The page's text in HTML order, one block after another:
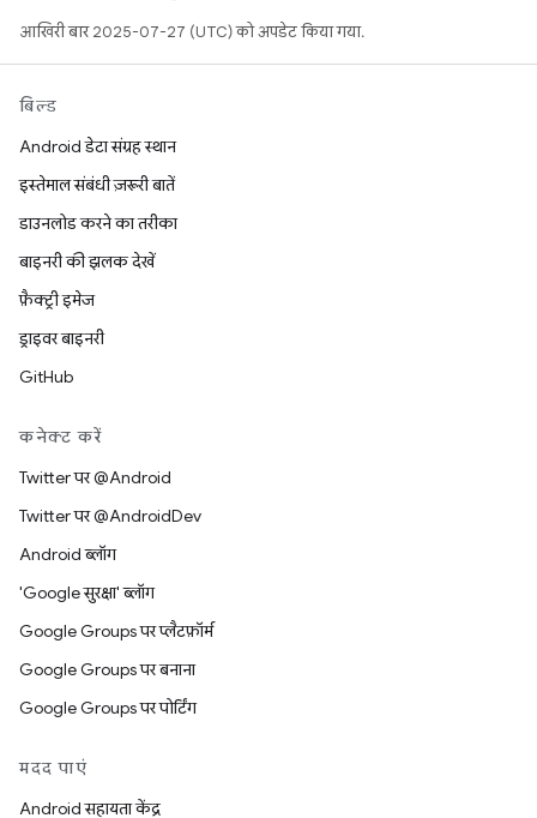
आखिरी बार 2025-07-27 (UTC) को अपडेट किया गया.
बिल्ड
Android डेटा संग्रह स्थान
इस्तेमाल संबंधी ज़रूरी बातें
डाउनलोड करने का तरीका
बाइनरी की झलक देखें
फ़ैक्ट्री इमेज
ड्राइवर बाइनरी
GitHub
कनेक्ट करें
Twitter पर @Android
Twitter पर @AndroidDev
Android ब्लॉग
'Google सुरक्षा' ब्लॉग
Google Groups पर प्लैटफ़ॉर्म
Google Groups पर बनाना
Google Groups पर पोर्टिंग
मदद पाएं
Android सहायता केंद्र